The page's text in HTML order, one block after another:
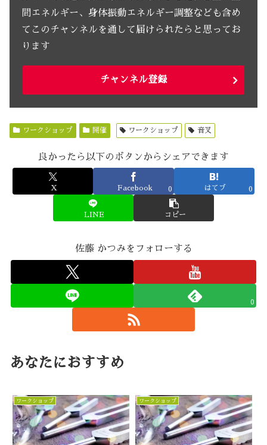
間エネルギー、身体振動エネルギー調整なども含め
てこのチャンネルを通して届けられたらと思ってお
ります
チャンネル登録
ワークショップ 開催 ワークショップ 音叉
良かったら以下のボタンからシェアできます
X Facebook 0 はてブ 0
LINE コピー
佐藤 かつみをフォローする
0
あなたにおすすめ
ワークショップ ワークショップ